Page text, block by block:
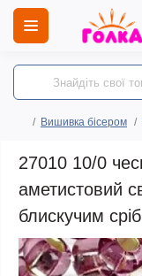
Вишивка бісером
27010 10/0
аметистовий
блискучим